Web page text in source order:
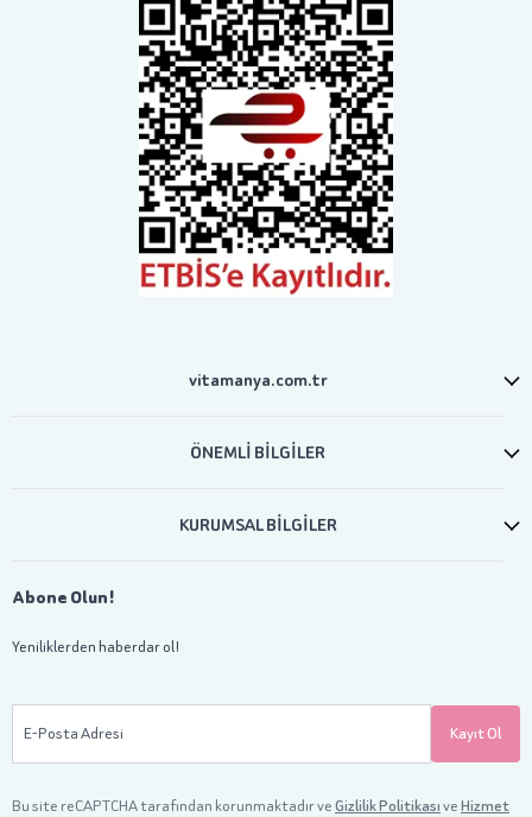
vitamanya.com.tr
ÖNEMLİ BİLGİLER
KURUMSAL BİLGİLER
Abone Olun!
Yeniliklerden haberdar ol!
E-Posta Adresi Kayıt Ol
Bu site reCAPTCHA tarafından korunmaktadır veGizlilik PolitikasıveHizmet